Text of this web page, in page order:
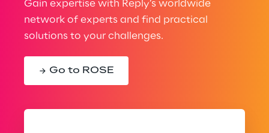
Gain expertise with Reply’s worldwide
network of experts and find practical
solutions to your challenges.
Go to ROSE